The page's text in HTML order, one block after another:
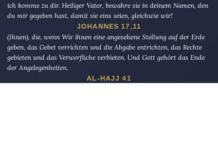
ich komme zu dir. Heiliger Vater, bewahre sie in deinem Namen, den
du mir gegeben hast, damit sie eins seien, gleichwie wir!
JOHANNES 17,11
(Ihnen), die, wenn Wir ihnen eine angesehene Stellung auf der Erde
geben, das Gebet verrichten und die Abgabe entrichten, das Rechte
gebieten und das Verwerfliche verbieten. Und Gott gehört das Ende
der Angelegenheiten.
AL-HAJJ 41